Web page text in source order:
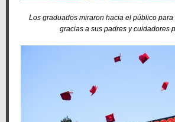
Los graduados miraron hacia el público
gracias a sus padres y cuidadores